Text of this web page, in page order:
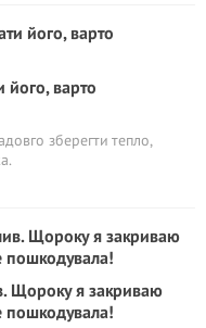
його, варто
зберегти тепло,
Щороку я закриваю
пошкодувала!